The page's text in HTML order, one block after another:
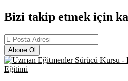
Bizi takip etmek için
Abone Ol